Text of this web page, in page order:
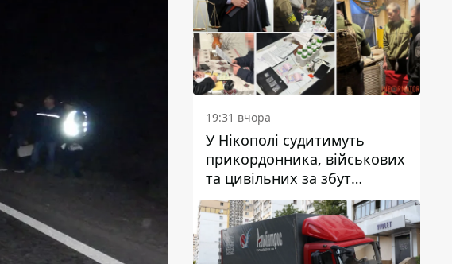
19:31 вчора
У Нікополі судитимуть
прикордонника, військових
та цивільних за збут
психотропів